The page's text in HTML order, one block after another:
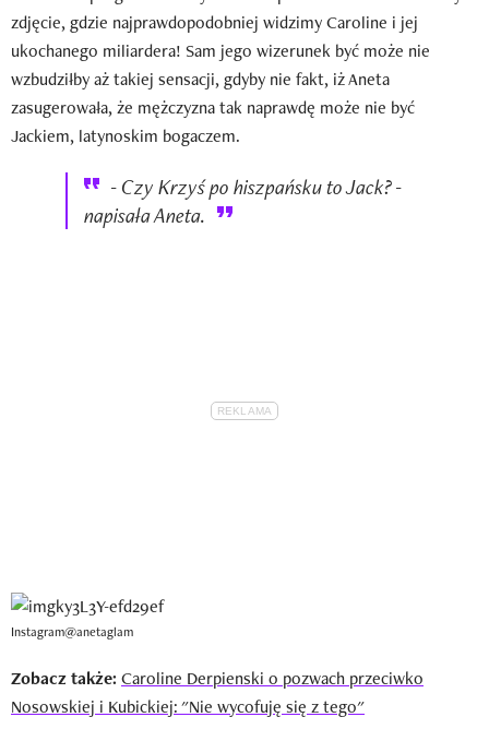
zdjęcie, gdzie najprawdopodobniej widzimy Caroline i jej
ukochanego miliardera! Sam jego wizerunek być może nie
wzbudziłby aż takiej sensacji, gdyby nie fakt, iż Aneta
zasugerowała, że mężczyzna tak naprawdę może nie być
Jackiem, latynoskim bogaczem.
- Czy Krzyś po hiszpańsku to Jack? -
napisała Aneta.
Instagram@anetaglam
Zobacz także: Caroline Derpienski o pozwach przeciwko
Nosowskiej i Kubickiej: "Nie wycofuję się z tego"